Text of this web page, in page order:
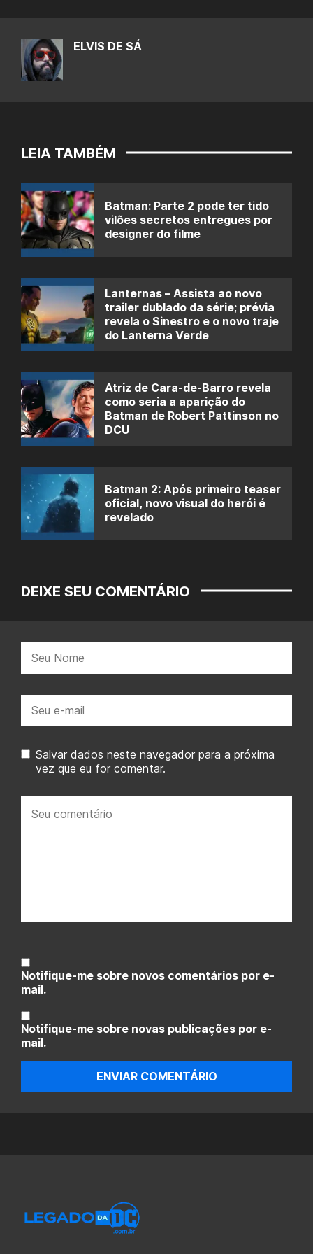
ELVIS DE SÁ
LEIA TAMBÉM
Batman: Parte 2 pode ter tido
vilões secretos entregues por
designer do filme
Lanternas – Assista ao novo
trailer dublado da série; prévia
revela o Sinestro e o novo traje
do Lanterna Verde
Atriz de Cara-de-Barro revela
como seria a aparição do
Batman de Robert Pattinson no
DCU
Batman 2: Após primeiro teaser
oficial, novo visual do herói é
revelado
DEIXE SEU COMENTÁRIO
mail:
Salvar dados neste navegador para a próxima
vez que eu for comentar.
comentário:
Notifique-me sobre novos comentários por e-
mail.
Notifique-me sobre novas publicações por e-
mail.
ENVIAR COMENTÁRIO